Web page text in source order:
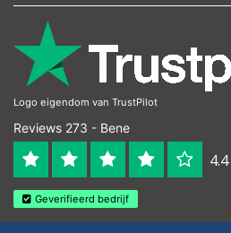
Logo eigendom van TrustPilot
Reviews 273 - Bene
4.4
Geverifieerd bedrijf